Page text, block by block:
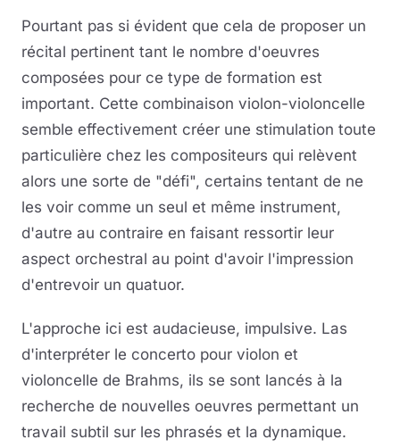
Pourtant pas si évident que cela de proposer un
récital pertinent tant le nombre d'oeuvres
composées pour ce type de formation est
important. Cette combinaison violon-violoncelle
semble effectivement créer une stimulation toute
particulière chez les compositeurs qui relèvent
alors une sorte de "défi", certains tentant de ne
les voir comme un seul et même instrument,
d'autre au contraire en faisant ressortir leur
aspect orchestral au point d'avoir l'impression
d'entrevoir un quatuor.
L'approche ici est audacieuse, impulsive. Las
d'interpréter le concerto pour violon et
violoncelle de Brahms, ils se sont lancés à la
recherche de nouvelles oeuvres permettant un
travail subtil sur les phrasés et la dynamique.